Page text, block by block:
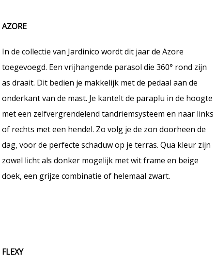
AZORE
In de collectie van Jardinico wordt dit jaar de Azore
toegevoegd. Een vrijhangende parasol die 360° rond zijn
as draait. Dit bedien je makkelijk met de pedaal aan de
onderkant van de mast. Je kantelt de paraplu in de hoogte
met een zelfvergrendelend tandriemsysteem en naar links
of rechts met een hendel. Zo volg je de zon doorheen de
dag, voor de perfecte schaduw op je terras. Qua kleur zijn
zowel licht als donker mogelijk met wit frame en beige
doek, een grijze combinatie of helemaal zwart.
FLEXY